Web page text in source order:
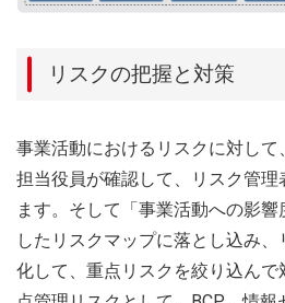
リスクの把握と対策
事業活動におけるリスクに対し
担当役員が確認して、リスク管
ます。そして「事業活動への影
したリスクマップに落とし込み
化して、重点リスクを絞り込ん